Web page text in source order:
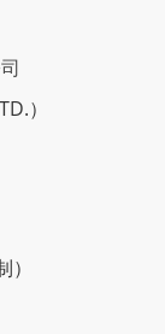
）